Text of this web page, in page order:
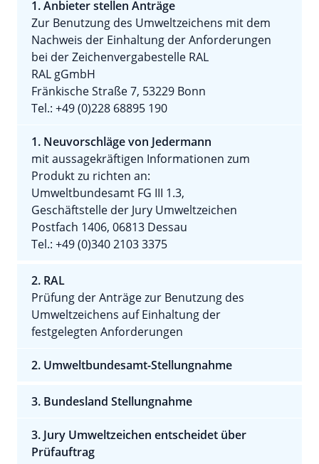
1. Anbieter stellen Anträge
Zur Benutzung des Umweltzeichens mit dem
Nachweis der Einhaltung der Anforderungen
bei der Zeichenvergabestelle RAL
RAL gGmbH
Fränkische Straße 7, 53229 Bonn
Tel.: +49 (0)228 68895 190
1. Neuvorschläge von Jedermann
mit aussagekräftigen Informationen zum
Produkt zu richten an:
Umweltbundesamt FG III 1.3,
Geschäftstelle der Jury Umweltzeichen
Postfach 1406, 06813 Dessau
Tel.: +49 (0)340 2103 3375
2. RAL
Prüfung der Anträge zur Benutzung des
Umweltzeichens auf Einhaltung der
festgelegten Anforderungen
2. Umweltbundesamt-Stellungnahme
3. Bundesland Stellungnahme
3. Jury Umweltzeichen entscheidet über
Prüfauftrag